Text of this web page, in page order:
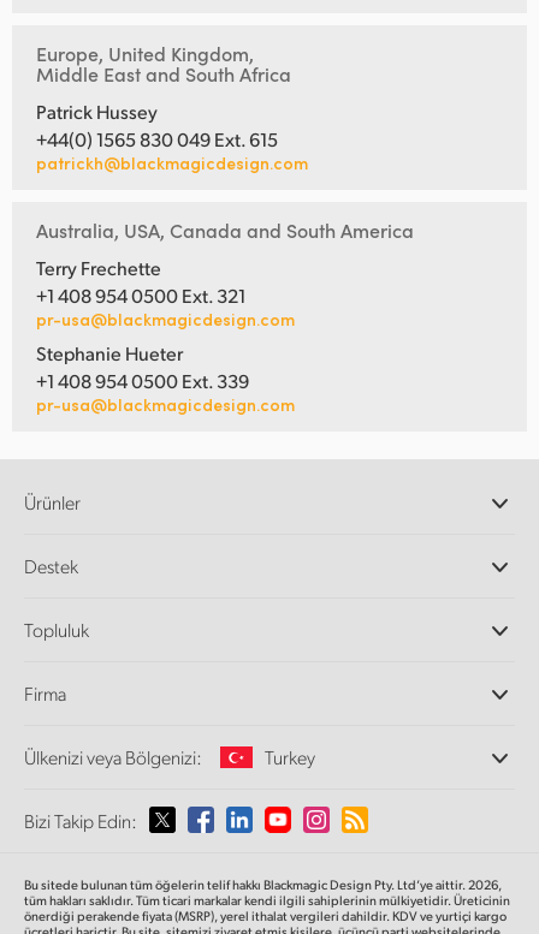
Europe, United Kingdom,
Middle East and South Africa
Patrick Hussey
+44(0) 1565 830 049 Ext. 615
patrickh@blackmagicdesign.com
Australia, USA, Canada and South America
Terry Frechette
+1 408 954 0500 Ext. 321
pr-usa@blackmagicdesign.com
Stephanie Hueter
+1 408 954 0500 Ext. 339
pr-usa@blackmagicdesign.com
Ürünler
DaVinci Resolve ve Fusion Yazılımı
Ultimatte
Kayıt ve Oynatım
Video Format Çevirici
Ağ Depolama
Yönlendirici ve Dağıtıcılar
Yayın ve kodlama
Destek
Destek Merkezi
Topluluk
Firma
Hakkımızda
Medya
Ülkenizi veya Bölgenizi: Turkey
Lütfen Ülkenizi veya Bölgenizi Seçiniz
Australia
Bizi Takip Edin:
Bu sitede bulunan tüm öğelerin telif hakkı Blackmagic Design Pty. Ltd’ye aittir. 2026,
tüm hakları saklıdır.Tüm ticari markalar kendi ilgili sahiplerinin mülkiyetidir. Üreticinin
önerdiği perakende fiyata (MSRP), yerel ithalat vergileri dahildir. KDV ve yurtiçi kargo